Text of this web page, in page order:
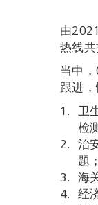
由
热线共
当中
跟进，
卫
检
治
题
海
经